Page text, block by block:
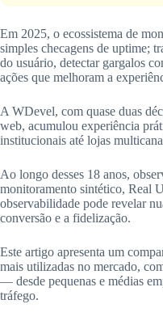
Em 2025, o ecossistema de
simples checagens de uptime;
do usuário, detectar gargalos
ações que melhoram a
A WDevel, com quase duas
web, acumulou experiência
institucionais até lojas
Ao longo desses 18 anos,
monitoramento sintético, Real
observabilidade pode revelar
conversão e a fidelização.
Este artigo apresenta um
mais utilizadas no mercado,
— desde pequenas e médias
tráfego.